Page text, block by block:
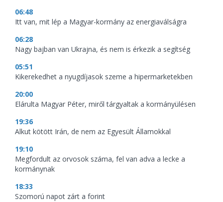
06:48
Itt van, mit lép a Magyar-kormány az energiaválságra
06:28
Nagy bajban van Ukrajna, és nem is érkezik a segítség
05:51
Kikerekedhet a nyugdíjasok szeme a hipermarketekben
20:00
Elárulta Magyar Péter, miről tárgyaltak a kormányülésen
19:36
Alkut kötött Irán, de nem az Egyesült Államokkal
19:10
Megfordult az orvosok száma, fel van adva a lecke a
kormánynak
18:33
Szomorú napot zárt a forint